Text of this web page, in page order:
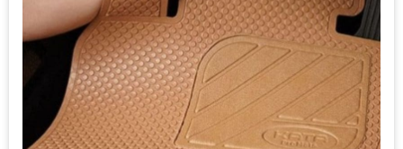
điều kiện nhiệt độ cao (60-70 độ), các thành phần hóa học trong
thảm có thể biến đổi, gây ra mùi hôi và nguy cơ cháy nổ.
Khó vệ sinh hoàn toàn:Mặc dù lớp cao su rối có thể tháo rời để
vệ sinh, nhưng cấu trúc 6 lớp vẫn khiến việc vệ sinh toàn bộ thảm
trở nên khó khăn. Bụi bẩn có thể bám sâu vào các lớp bên trong,
dẫn đến khó dọn dẹp và nguy cơ ẩm mốc.
Dễ bị bám bẩn và lâu khô:Lớp cao su rối trên cùng dễ bị bám